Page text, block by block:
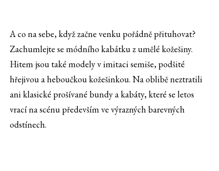
A co na sebe, když začne venku pořádně přituhovat?
Zachumlejte se módního kabátku z umělé kožešiny.
Hitem jsou také modely v imitaci semiše, podšité
hřejivou a heboučkou kožešinkou. Na oblibě neztratili
ani klasické prošívané bundy a kabáty, které se letos
vrací na scénu především ve výrazných barevných
odstínech.